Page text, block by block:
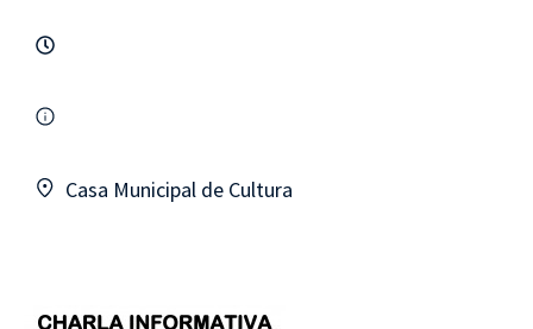
Casa Municipal de Cultura